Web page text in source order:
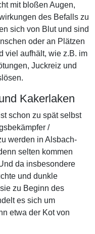
mit bloßen Augen,
des Befalls zu
sich von Blut und sind
oder an Plätzen
viel aufhält, wie z.B. im
Juckreiz und
Kakerlaken
schon zu spät selbst
/
werden in Alsbach-
selten kommen
da insbesondere
und dunkle
zu Beginn des
es sich um
etwa der Kot von